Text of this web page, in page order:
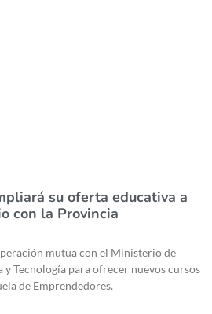
su oferta educativa a
con la Provincia
mutua con el Ministerio de
Tecnología para ofrecer nuevos cursos
de Emprendedores.